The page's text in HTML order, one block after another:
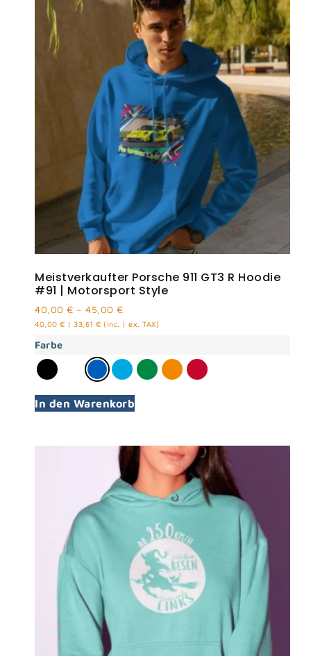
Meistverkaufter Porsche 911 GT3 R Hoodie
#91 | Motorsport Style
40,00 € – 45,00 €
40,00 € | 33,61 € (inc. | ex. TAX)
Farbe
In den Warenkorb